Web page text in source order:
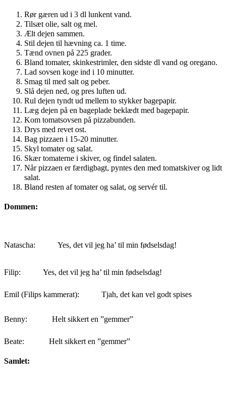
Rør gæren ud i 3 dl lunkent vand.
Tilsæt olie, salt og mel.
Ælt dejen sammen.
Stil dejen til hævning ca. 1 time.
Tænd ovnen på 225 grader.
Bland tomater, skinkestrimler, den sidste dl vand og oregano.
Lad sovsen koge ind i 10 minutter.
Smag til med salt og peber.
Slå dejen ned, og pres luften ud.
Rul dejen tyndt ud mellem to stykker bagepapir.
Læg dejen på en bageplade beklædt med bagepapir.
Kom tomatsovsen på pizzabunden.
Drys med revet ost.
Bag pizzaen i 15-20 minutter.
Skyl tomater og salat.
Skær tomaterne i skiver, og findel salaten.
Når pizzaen er færdigbagt, pyntes den med tomatskiver og lidt
salat.
Bland resten af tomater og salat, og servér til.
Dommen:
Natascha: Yes, det vil jeg ha’ til min fødselsdag!
Filip: Yes, det vil jeg ha’ til min fødselsdag!
Emil (Filips kammerat): Tjah, det kan vel godt spises
Benny: Helt sikkert en ”gemmer”
Beate: Helt sikkert en ”gemmer”
Samlet: